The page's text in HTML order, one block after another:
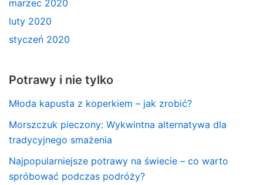
marzec 2020
luty 2020
styczeń 2020
Potrawy i nie tylko
Młoda kapusta z koperkiem – jak zrobić?
Morszczuk pieczony: Wykwintna alternatywa dla
tradycyjnego smażenia
Najpopularniejsze potrawy na świecie – co warto
spróbować podczas podróży?